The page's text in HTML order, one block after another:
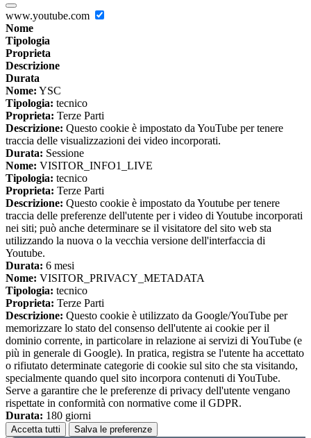
www.youtube.com
Nome
Tipologia
Proprieta
Descrizione
Durata
Nome: YSC
Tipologia: tecnico
Proprieta: Terze Parti
Descrizione: Questo cookie è impostato da YouTube per tenere
traccia delle visualizzazioni dei video incorporati.
Durata: Sessione
Nome: VISITOR_INFO1_LIVE
Tipologia: tecnico
Proprieta: Terze Parti
Descrizione: Questo cookie è impostato da Youtube per tenere
traccia delle preferenze dell'utente per i video di Youtube incorporati
nei siti; può anche determinare se il visitatore del sito web sta
utilizzando la nuova o la vecchia versione dell'interfaccia di
Youtube.
Durata: 6 mesi
Nome: VISITOR_PRIVACY_METADATA
Tipologia: tecnico
Proprieta: Terze Parti
Descrizione: Questo cookie è utilizzato da Google/YouTube per
memorizzare lo stato del consenso dell'utente ai cookie per il
dominio corrente, in particolare in relazione ai servizi di YouTube (e
più in generale di Google). In pratica, registra se l'utente ha accettato
o rifiutato determinate categorie di cookie sul sito che sta visitando,
specialmente quando quel sito incorpora contenuti di YouTube.
Serve a garantire che le preferenze di privacy dell'utente vengano
rispettate in conformità con normative come il GDPR.
Durata: 180 giorni
Accetta tutti Salva le preferenze